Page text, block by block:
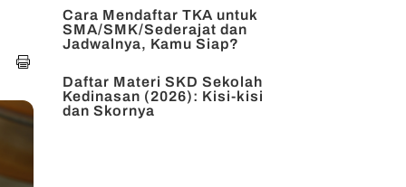
Cara Mendaftar TKA untuk
SMA/SMK/Sederajat dan
Jadwalnya, Kamu Siap?
Daftar Materi SKD Sekolah
Kedinasan (2026): Kisi-kisi
dan Skornya